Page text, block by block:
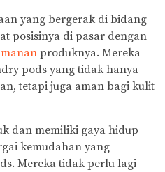
yang bergerak di bidang
posisinya di pasar dengan
produknya. Mereka
pods yang tidak hanya
tetapi juga aman bagi kulit
dan memiliki gaya hidup
kemudahan yang
Mereka tidak perlu lagi